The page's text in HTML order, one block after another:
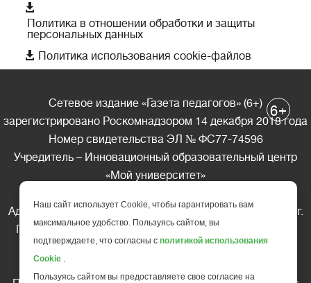

Политика в отношении обработки и защиты
персональных данных
 Политика использования cookie-файлов
Сетевое издание «Газета педагогов» (6+)
зарегистрировано Роскомнадзором 14 декабря 2018 года
Номер свидетельства ЭЛ № ФС77-74596
Учредитель – Инновационный образовательный центр
«Мой университет»
Адрес редакции: 185035 Россия, Республика Карелия, г.
Петрозаводск, ул. Фридриха Энгельса д.10, офис 211
Телефон редакции: +7 (499) 685-10-45
6+
Наш сайт использует Cookie, чтобы гарантировать вам
максимальное удобство. Пользуясь сайтом, вы
подтверждаете, что согласны с политикой использования
Cookie .
Пользуясь сайтом вы предоставляете свое согласие на